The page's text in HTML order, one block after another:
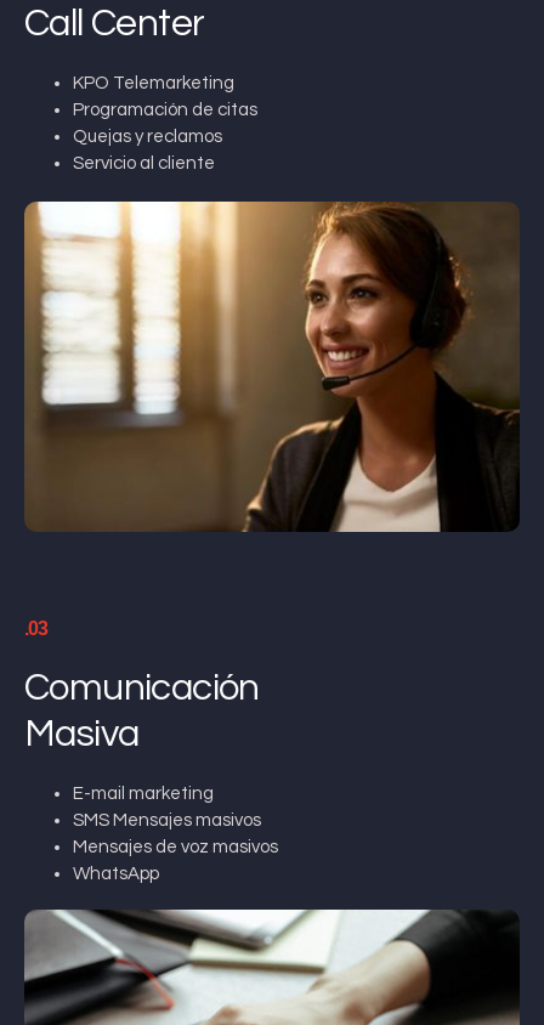
Call Center
KPO Telemarketing
Programación de citas
Quejas y reclamos
Servicio al cliente
.03
Comunicación
Masiva
E-mail marketing
SMS Mensajes masivos
Mensajes de voz masivos
WhatsApp